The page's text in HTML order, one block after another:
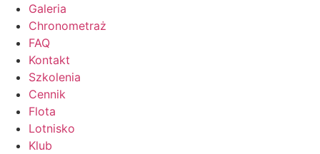
Galeria
Chronometraż
FAQ
Kontakt
Szkolenia
Cennik
Flota
Lotnisko
Klub